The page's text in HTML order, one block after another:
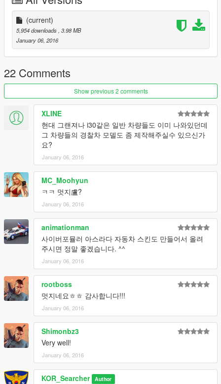
(zentorno.ytd)
Shimonbz3님의
원본 모델링 파일 다운로드는 이쪽:
https://www.gta5-mods.com/vehicles/police-lamborghini-
aventador-add-on
(current)
5,954 downloads , 3.98 MB
January 06, 2016
22 Comments
Show previous 2 comments
XLINE
현대 그랜져나 i30같은 일반 차량들도 이미 나와있던데
그 차량들의 경찰차 모델도 좀 제작해주실수 있으신가
요?
January 06, 2016
MC_Moohyun
ㅋㅋ 멋지盧?
January 06, 2016
animationman
사이버포뮬러 아스라다 자동차 스킨도 만들어서 올려
주시면 정말 좋겠습니다. ^^
January 06, 2016
rootboss
멋지네요ㅎㅎ 감사합니다!!!
January 06, 2016
Shimonbz3
Very well!
January 06, 2016
KOR_Searcher Author